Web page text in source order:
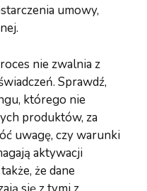
umowy,
nie zwalnia z
Sprawdź,
którego nie
produktów, za
uwagę, czy warunki
aktywacji
że dane